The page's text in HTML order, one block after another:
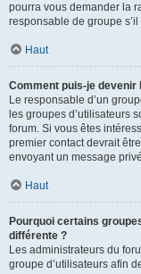
pourra vous demander la
responsable de groupe
Haut
Comment puis-je devenir
Le responsable d’un
les groupes d’utilisateurs
forum. Si vous êtes
premier contact devrait
envoyant un message
Haut
Pourquoi certains
différente ?
Les administrateurs du
groupe d’utilisateurs afin